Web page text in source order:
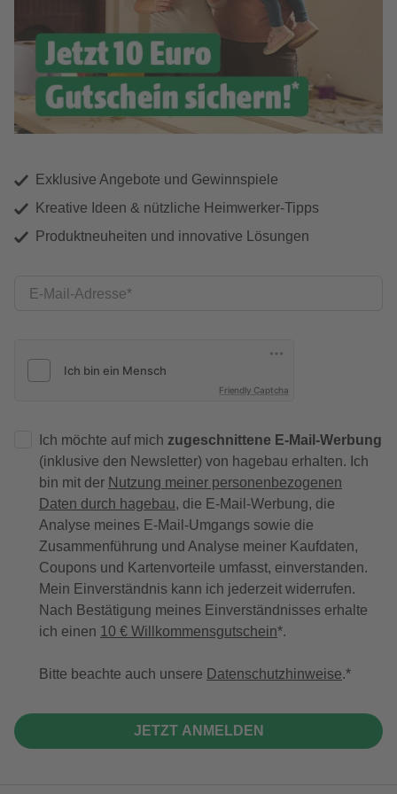
Exklusive Angebote und Gewinnspiele
Kreative Ideen & nützliche Heimwerker-Tipps
Produktneuheiten und innovative Lösungen
E-Mail-Adresse
Friendly Captcha
Ich möchte auf mich zugeschnittene E-Mail-Werbung
(inklusive den Newsletter) von hagebau erhalten. Ich
bin mit der Nutzung meiner personenbezogenen
Daten durch hagebau, die E-Mail-Werbung, die
Analyse meines E-Mail-Umgangs sowie die
Zusammenführung und Analyse meiner Kaufdaten,
Coupons und Kartenvorteile umfasst, einverstanden.
Mein Einverständnis kann ich jederzeit widerrufen.
Nach Bestätigung meines Einverständnisses erhalte
ich einen 10 € Willkommensgutschein*.
Bitte beachte auch unsere Datenschutzhinweise.
JETZT ANMELDEN